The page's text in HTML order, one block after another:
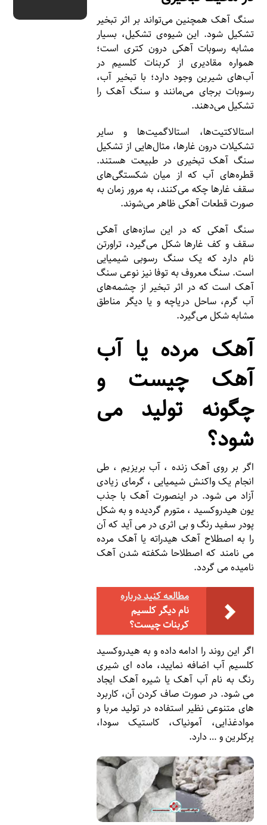
سنگ آهک همچنین می‌تواند بر اثر تبخیر
تشکیل شود. این شیوه‌ی تشکیل، بسیار
مشابه رسوبات آهکی درون کتری است؛
همواره مقادیری از کربنات کلسیم در
آب‌های شیرین وجود دارد؛ با تبخیر آب،
رسوبات برجای می‌مانند و سنگ آهک را
تشکیل می‌دهند.
استالاکتیت‌ها، استالاگمیت‌ها و سایر
تشکیلات درون غارها، مثال‌هایی از تشکیل
سنگ آهک تبخیری در طبیعت هستند.
قطره‌های آب که از میان شکستگی‌های
سقف غارها چکه می‌کنند، به مرور زمان به
صورت قطعات آهکی ظاهر می‌شوند.
سنگ آهکی که در این سازه‌های آهکی
سقف و کف غارها شکل می‌گیرد، تراورتن
نام دارد که یک سنگ رسوبی شیمیایی
است. سنگ معروف به توفا نیز نوعی سنگ
آهک است که در اثر تبخیر از چشمه‌های
آب گرم، ساحل دریاچه و یا دیگر مناطق
مشابه شکل می‌گیرد.
آهک مرده یا آب
آهک چیست و
چگونه تولید می
شود؟
اگر بر روی آهک زنده ، آب بریزیم ، طی
انجام یک واکنش شیمیایی ، گرمای زیادی
آزاد می شود. در اینصورت آهک با جذب
یون هیدروکسید ، متورم گردیده و به شکل
پودر سفید رنگ و بی اثری در می آید که آن
را به اصطلاح آهک هیدراته یا آهک مرده
می نامند که اصطلاحا شکفته شدن آهک
نامیده می گردد.
مطالعه کنید درباره‌
نام دیگر کلسیم
کربنات چیست؟
اگر این روند را ادامه داده و به هیدروکسید
کلسیم آب اضافه نمایید، ماده ای شیری
رنگ به نام آب آهک یا شیره آهک ایجاد
می شود. در صورت صاف کردن آن، کاربرد
های متنوعی نظیر استفاده در تولید مربا و
مواد‌غذایی، آمونیاک، کاستیک سودا،
پرکلرین و … دارد.